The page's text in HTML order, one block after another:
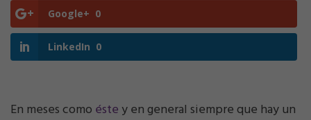
Google+ 0
LinkedIn 0
En meses como éste y en general siempre que hay un